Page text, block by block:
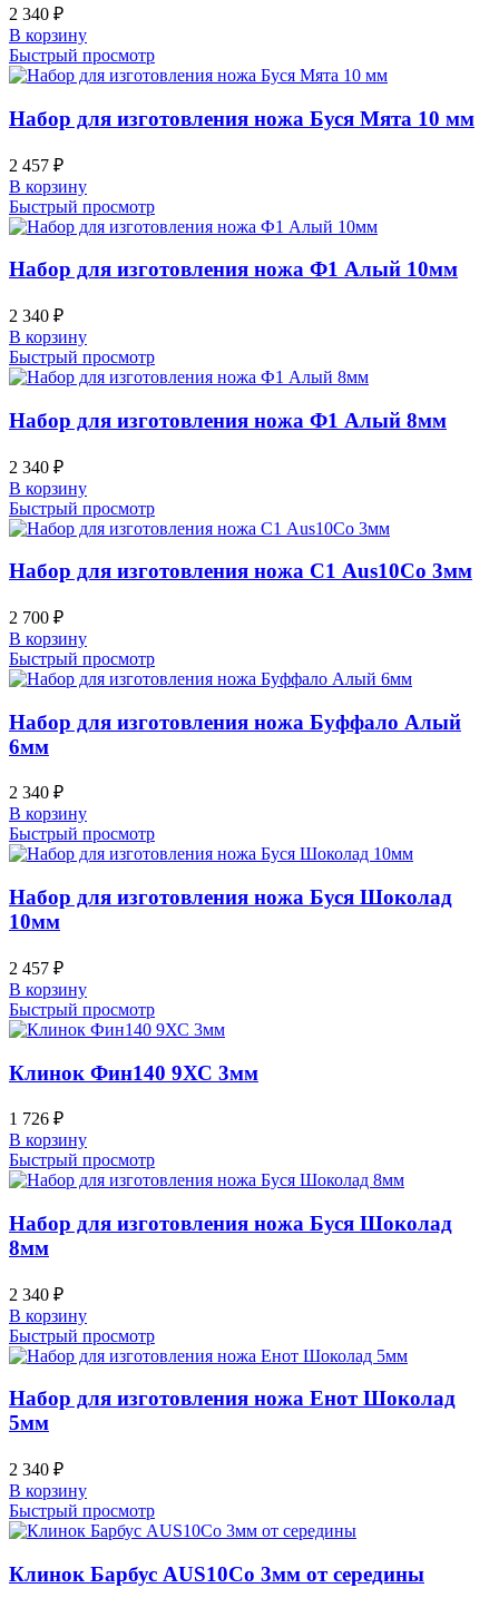
2 340 ₽
В корзину
Быстрый просмотр
Набор для изготовления ножа Буся Мята 10 мм
2 457 ₽
В корзину
Быстрый просмотр
Набор для изготовления ножа Ф1 Алый 10мм
2 340 ₽
В корзину
Быстрый просмотр
Набор для изготовления ножа Ф1 Алый 8мм
2 340 ₽
В корзину
Быстрый просмотр
Набор для изготовления ножа С1 Aus10Co 3мм
2 700 ₽
В корзину
Быстрый просмотр
Набор для изготовления ножа Буффало Алый
6мм
2 340 ₽
В корзину
Быстрый просмотр
Набор для изготовления ножа Буся Шоколад
10мм
2 457 ₽
В корзину
Быстрый просмотр
Клинок Фин140 9ХС 3мм
1 726 ₽
В корзину
Быстрый просмотр
Набор для изготовления ножа Буся Шоколад
8мм
2 340 ₽
В корзину
Быстрый просмотр
Набор для изготовления ножа Енот Шоколад
5мм
2 340 ₽
В корзину
Быстрый просмотр
Клинок Барбус AUS10Co 3мм от середины